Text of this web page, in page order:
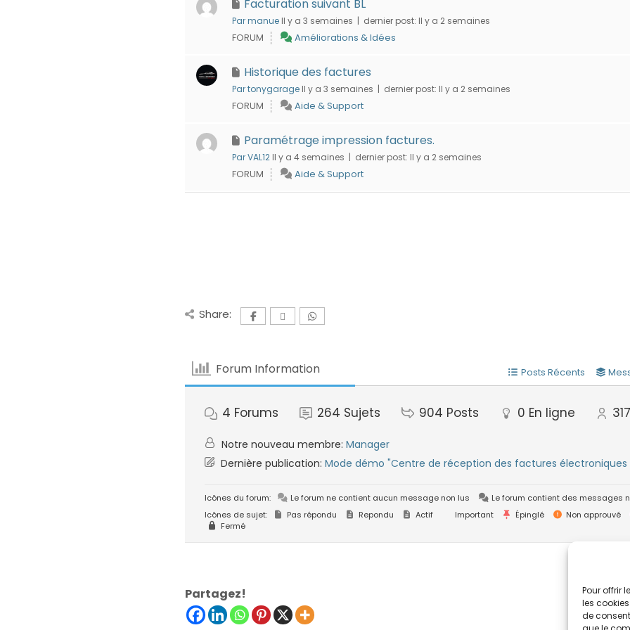
Pour offrir
les
de
Facturation suivant BL
Par manueIl y a 3 semaines | dernier post: Il y a 2 semaines
FORUM Améliorations & Idées
Historique des factures
Par tonygarageIl y a 3 semaines | dernier post: Il y a 2 semaines
FORUM Aide & Support
Paramétrage impression factures.
Par VAL12Il y a 4 semaines | dernier post: Il y a 2 semaines
FORUM Aide & Support
Share:
Forum Information Posts Récents
4 Forums 264 Sujets 904 Posts 0 En ligne 317
Notre nouveau membre: Manager
Dernière publication: Mode démo "Centre de réception des factures
Icônes du forum: Le forum ne contient aucun message non lus
Le forum contient des messages
Icônes de sujet:
Pas répondu Repondu Actif Important Épinglé Non approuvé
Fermé
Partagez!